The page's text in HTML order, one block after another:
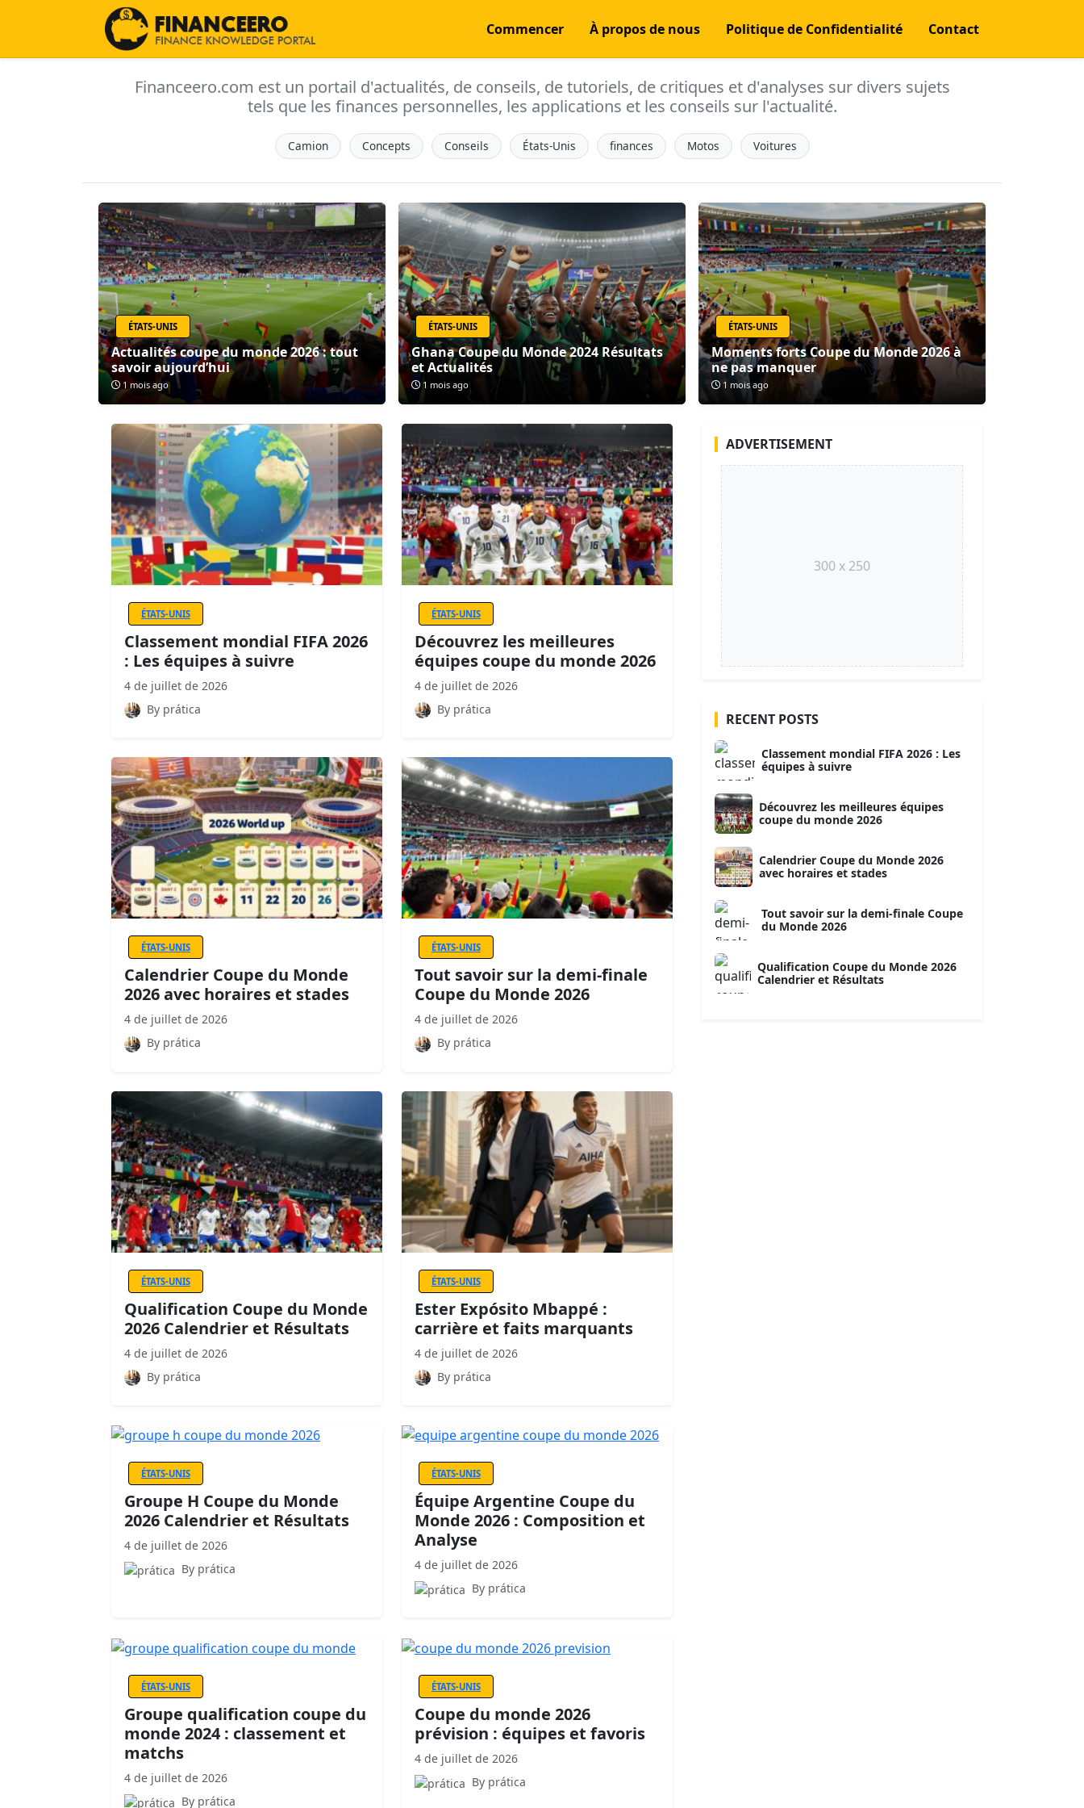
Commencer À propos de nous Politique de Confidentialité Contact
Financeero.com est un portail d'actualités, de conseils, de tutoriels, de critiques et d'analyses sur divers sujets
tels que les finances personnelles, les applications et les conseils sur l'actualité.
Camion Concepts Conseils États-Unis finances Motos Voitures
ÉTATS-UNIS
Actualités coupe du monde 2026 : tout
savoir aujourd’hui
1 mois ago
ÉTATS-UNIS
Ghana Coupe du Monde 2024 Résultats
et Actualités
1 mois ago
ÉTATS-UNIS
Moments forts Coupe du Monde 2026 à
ne pas manquer
1 mois ago
ÉTATS-UNIS
Classement mondial FIFA 2026
: Les équipes à suivre
4 de juillet de 2026
By prática
ÉTATS-UNIS
Découvrez les meilleures
équipes coupe du monde 2026
4 de juillet de 2026
By prática
ÉTATS-UNIS
Calendrier Coupe du Monde
2026 avec horaires et stades
4 de juillet de 2026
By prática
ÉTATS-UNIS
Tout savoir sur la demi-finale
Coupe du Monde 2026
4 de juillet de 2026
By prática
ÉTATS-UNIS
Qualification Coupe du Monde
2026 Calendrier et Résultats
4 de juillet de 2026
By prática
ÉTATS-UNIS
Ester Expósito Mbappé :
carrière et faits marquants
4 de juillet de 2026
By prática
ÉTATS-UNIS
Groupe H Coupe du Monde
2026 Calendrier et Résultats
4 de juillet de 2026
By prática
ÉTATS-UNIS
Équipe Argentine Coupe du
Monde 2026 : Composition et
Analyse
4 de juillet de 2026
By prática
ÉTATS-UNIS
Groupe qualification coupe du
monde 2024 : classement et
matchs
4 de juillet de 2026
By prática
ÉTATS-UNIS
Coupe du monde 2026
prévision : équipes et favoris
4 de juillet de 2026
By prática
ADVERTISEMENT
300 x 250
RECENT POSTS
Classement mondial FIFA 2026 : Les
équipes à suivre
Découvrez les meilleures équipes
coupe du monde 2026
Calendrier Coupe du Monde 2026
avec horaires et stades
Tout savoir sur la demi-finale Coupe
du Monde 2026
Qualification Coupe du Monde 2026
Calendrier et Résultats